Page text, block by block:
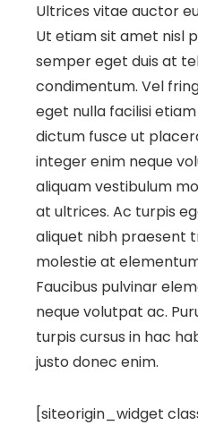
Ultrices vitae auctor
Ut etiam sit amet nisl
semper eget duis at
condimentum. Vel
eget nulla facilisi
dictum fusce ut
integer enim neque
aliquam vestibulum
at ultrices. Ac turpis
aliquet nibh praesent
molestie at
Faucibus pulvinar
neque volutpat ac.
turpis cursus in hac
justo donec enim.
[siteorigin_widget